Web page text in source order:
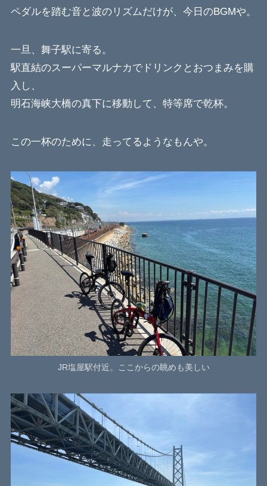
ペダルを踏む音と波のリズムだけが、今日のBGMや。
一旦、舞子駅に寄る。
駅直結のスーパーマルナカでドリンクとおつまみを購
入し、
明石海峡大橋の真下に移動して、特等席で乾杯。
この一杯のために、走ってるようなもんや。
JR塩屋駅付近。ここからの眺めも美しい